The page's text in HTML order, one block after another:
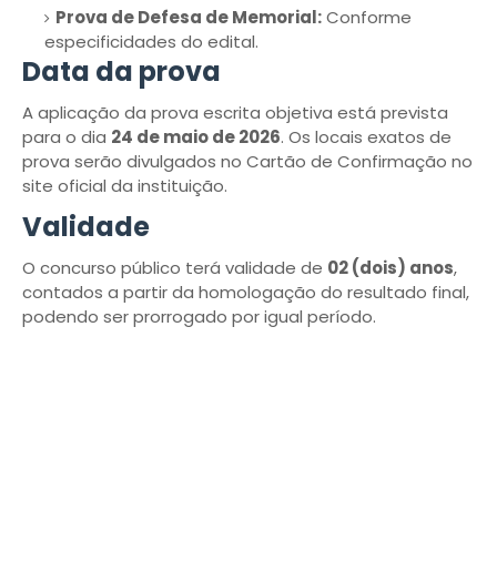
Prova de Defesa de Memorial:Conforme
especificidades do edital.
Data da prova
A aplicação da prova escrita objetiva está prevista
para o dia 24 de maio de 2026. Os locais exatos de
prova serão divulgados no Cartão de Confirmação no
site oficial da instituição.
Validade
O concurso público terá validade de 02 (dois) anos,
contados a partir da homologação do resultado final,
podendo ser prorrogado por igual período.